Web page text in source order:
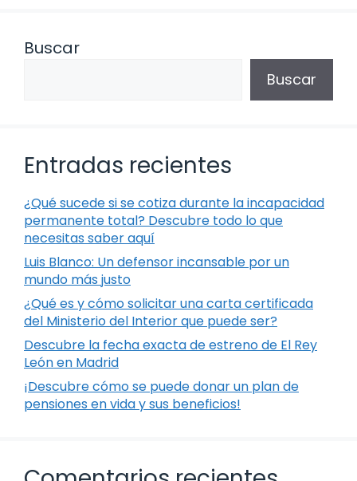
Buscar
Buscar
Entradas recientes
¿Qué sucede si se cotiza durante la incapacidad
permanente total? Descubre todo lo que
necesitas saber aquí
Luis Blanco: Un defensor incansable por un
mundo más justo
¿Qué es y cómo solicitar una carta certificada
del Ministerio del Interior que puede ser?
Descubre la fecha exacta de estreno de El Rey
León en Madrid
¡Descubre cómo se puede donar un plan de
pensiones en vida y sus beneficios!